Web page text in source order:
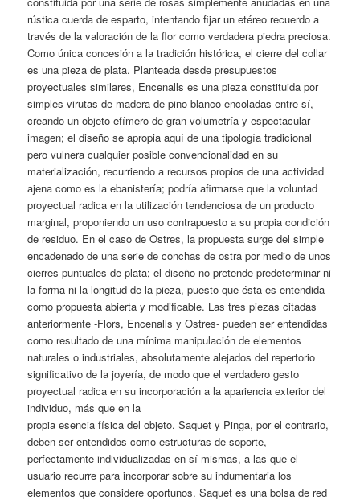
rústica cuerda de esparto, intentando fijar un etéreo recuerdo a
través de la valoración de la flor como verdadera piedra preciosa.
Como única concesión a la tradición histórica, el cierre del collar
es una pieza de plata. Planteada desde presupuestos
proyectuales similares, Encenalls es una pieza constituida por
simples virutas de madera de pino blanco encoladas entre sí,
creando un objeto efímero de gran volumetría y espectacular
imagen; el diseño se apropia aquí de una tipología tradicional
pero vulnera cualquier posible convencionalidad en su
materialización, recurriendo a recursos propios de una actividad
ajena como es la ebanistería; podría afirmarse que la voluntad
proyectual radica en la utilización tendenciosa de un producto
marginal, proponiendo un uso contrapuesto a su propia condición
de residuo. En el caso de Ostres, la propuesta surge del simple
encadenado de una serie de conchas de ostra por medio de unos
cierres puntuales de plata; el diseño no pretende predeterminar ni
la forma ni la longitud de la pieza, puesto que ésta es entendida
como propuesta abierta y modificable. Las tres piezas citadas
anteriormente -Flors, Encenalls y Ostres- pueden ser entendidas
como resultado de una mínima manipulación de elementos
naturales o industriales, absolutamente alejados del repertorio
significativo de la joyería, de modo que el verdadero gesto
proyectual radica en su incorporación a la apariencia exterior del
individuo, más que en la
propia esencia física del objeto. Saquet y Pinga, por el contrario,
deben ser entendidos como estructuras de soporte,
perfectamente individualizadas en sí mismas, a las que el
usuario recurre para incorporar sobre su indumentaria los
elementos que considere oportunos. Saquet es una bolsa de red